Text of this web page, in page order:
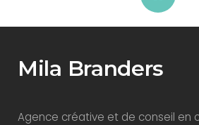
Mila Branders
Agence créative et de conseil en